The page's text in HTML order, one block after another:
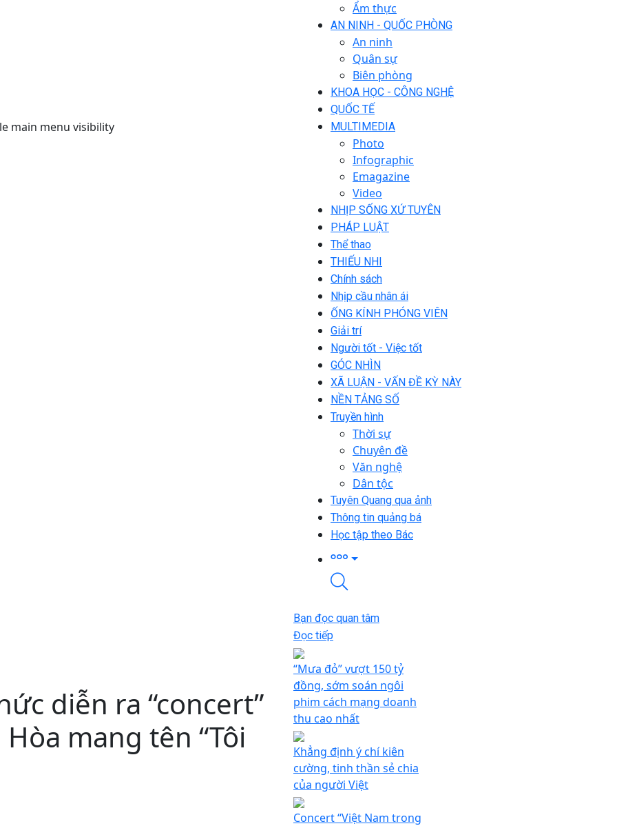
main menu visibility
Ẩm thực
AN NINH - QUỐC PHÒNG
An ninh
Quân sự
Biên phòng
KHOA HỌC - CÔNG NGHỆ
QUỐC TẾ
MULTIMEDIA
Photo
Infographic
Emagazine
Video
NHỊP SỐNG XỨ TUYÊN
PHÁP LUẬT
Thể thao
THIẾU NHI
Chính sách
Nhịp cầu nhân ái
ỐNG KÍNH PHÓNG VIÊN
Giải trí
Người tốt - Việc tốt
GÓC NHÌN
XÃ LUẬN - VẤN ĐỀ KỲ NÀY
NỀN TẢNG SỐ
Truyền hình
Thời sự
Chuyên đề
Văn nghệ
Dân tộc
Tuyên Quang qua ảnh
Thông tin quảng bá
Học tập theo Bác
diễn ra “concert”
mang tên “Tôi
Bạn đọc quan tâm
Đọc tiếp
“Mưa đỏ” vượt 150 tỷ
đồng, sớm soán ngôi
phim cách mạng doanh
thu cao nhất
Khẳng định ý chí kiên
cường, tinh thần sẻ chia
của người Việt
Concert “Việt Nam trong